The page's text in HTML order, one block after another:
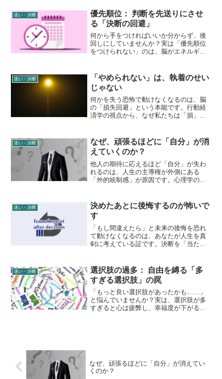
的な物差し」として採用し、自分を取り
戻す論理的な視点を紹介します。
迷い・決断
優先順位： 判断を先送りにさせ
る「決断の回避」
何から手をつければいいか分からず、後
回しにしていませんか？実は「優先順位
をつけられない」のは、脳がエネルギー
と、脳を疲れさせずにタスクを整理する3
つの方法を解説。後ろめたさを解消し、
納得感を持って行動を始めるためのヒン
トをお届けします。
迷い・決断
「やめられない」は、執着のせい
じゃない
何かを失う恐怖で動けなくなるのは、脳
の「損失回避」という本能です。行動経
済学の視点から、なぜ私たちは「損」を
スペースを創る刷新」と捉え直す、論理
的な解決策を紹介します。
迷い・決断
なぜ、頑張るほどに「自分」が消
えていくのか？
他人の期待に応えるほど「自分」が失わ
れるのは、人生の主導権が外側にある
「外的統制感」が原因です。心理学の視
的な物差し」として採用し、自分を取り
戻す論理的な視点を紹介します。
迷い・決断
決めたあとに後悔するのが怖いで
す
「もし間違えたら」と未来の後悔を恐れ
て動けなくなるのは、あなたが人生を真
剣に考えている証です。決断を「当たり
メソッドを解説。未来の自分と分断され
ず、静かな納得感を持って一歩を踏み出
すための論理的思考法を提案します。
迷い・決断
選択肢の過多： 自由を縛る「多
すぎる選択肢」の罠
「もっと良い選択肢があったかも……」
と悩んでいませんか？実は、選択肢が多
すぎると心は疲弊し、幸福度が下がるこ
なぜ、頑張るほどに「自分」が消えてい
くのか？